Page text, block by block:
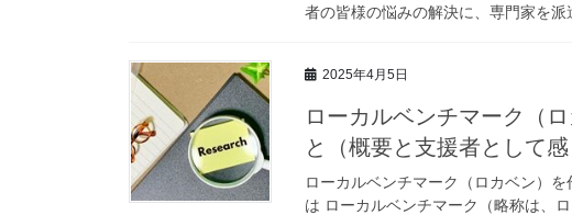
者の皆様の悩みの解決に、専門家を
2025年4月5日
ローカルベンチマーク（
と（概要と支援者として感
ローカルベンチマーク（ロカベン）
は ローカルベンチマーク（略称は、